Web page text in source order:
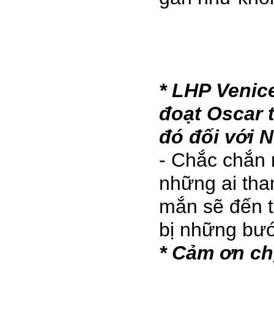
* LHP
đoạt Oscar
đó đối với
- Chắc chắn
những ai
mắn sẽ đến
bị những
* Cảm ơn